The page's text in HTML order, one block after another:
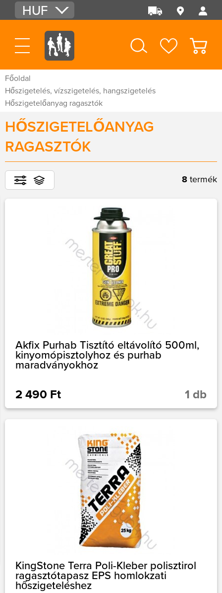
HUF
EUR
USD
Főoldal
Hőszigetelés, vízszigetelés, hangszigetelés
Hőszigetelőanyag ragasztók
HŐSZIGETELŐANYAG
RAGASZTÓK
8 termék
Akfix Purhab Tisztító eltávolító 500ml,
kinyomópisztolyhoz és purhab
maradványokhoz
2 490 Ft 1 db
KingStone Terra Poli-Kleber polisztirol
ragasztótapasz EPS homlokzati
hőszigeteléshez